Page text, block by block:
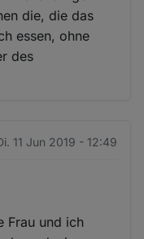
die, die das
essen, ohne
des
11 Jun 2019 - 12:49
Frau und ich